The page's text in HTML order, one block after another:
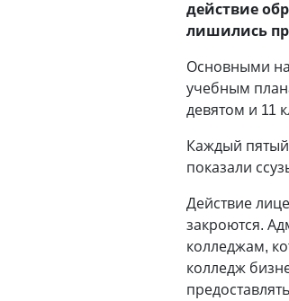
действие
лишились
Основными
учебным
девятом и 11
Каждый пятый
показали
Действие
закроются.
колледжам,
колледж